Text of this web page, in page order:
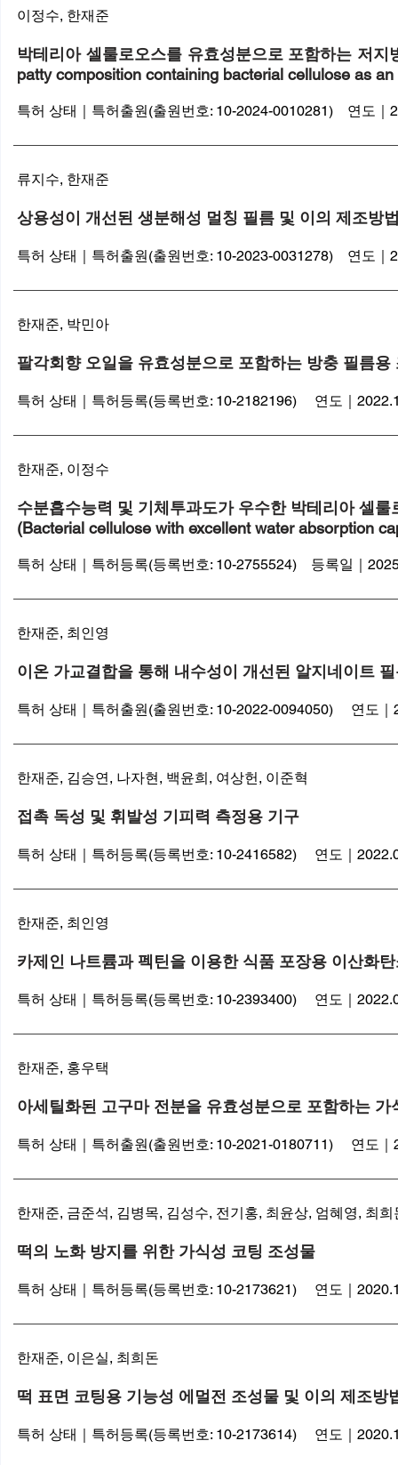
​이정수, 한재준
박테리아 셀룰로오스를 유효성분으로 포함하는 저
patty composition containing bacterial cellulose as
특허 상태｜특허출원(출원번호: 10-2024-0010281) 연도｜
​류지수, 한재준
상용성이 개선된 생분해성 멀칭 필름 및 이의 제조방
특허 상태｜특허출원(출원번호: 10-2023-0031278) 연도｜
​한재준, 박민아
팔각회향 오일을 유효성분으로 포함하는 방충 필름
특허 상태｜특허등록(등록번호: 10-2182196) 연도｜
한재준, 이정수
수분흡수능력 및 기체투과도가 우수한 박테리아 셀
(Bacterial cellulose with excellent water absorption
특허 상태｜특허등록(등록번호: 10-2755524) 등록일｜
한재준, 최인영
이온 가교결합을 통해 내수성이 개선된 알지네이트
특허 상태｜특허출원(출원번호: 10-2022-0094050) 연도
한재준, 김승연, 나자현, 백윤희, 여상헌, 이준혁
접촉 독성 및 휘발성 기피력 측정용 기구
특허 상태｜특허등록(등록번호: 10-2416582) 연도｜
한재준, 최인영
카제인 나트륨과 펙틴을 이용한 식품 포장용 이산화
특허 상태｜특허등록(등록번호: 10-2393400) 연도｜
​한재준, 홍우택
아세틸화된 고구마 전분을 유효성분으로 포함하는
특허 상태｜특허출원(출원번호: 10-2021-0180711) 연도｜
한재준, 금준석, 김병목, 김성수, 전기홍, 최윤상, 엄혜영, 최희
떡의 노화 방지를 위한 가식성 코팅 조성물
특허 상태｜특허등록(등록번호: 10-2173621) 연도｜
한재준, 이은실, 최희돈
떡 표면 코팅용 기능성 에멀전 조성물 및 이의 제조방
특허 상태｜특허등록(등록번호: 10-2173614) 연도｜